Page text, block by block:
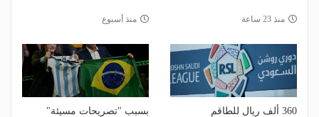
منذ 23 ساعة منذ أسبوع
360 ألف ريال للطاقم
بسبب "تصريحات مسيئة"